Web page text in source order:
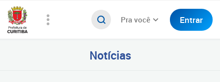
Pra você Entrar
Notícias